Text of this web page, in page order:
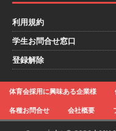
｜ 1
[
メー
利用規約
学生お問合せ窓口
登録解除
体育会採用に興味ある企業様
各種お問合せ 会社概要